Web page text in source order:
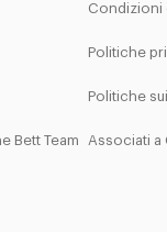
Bett Team
Condizioni
Politiche
Politiche
Associati a